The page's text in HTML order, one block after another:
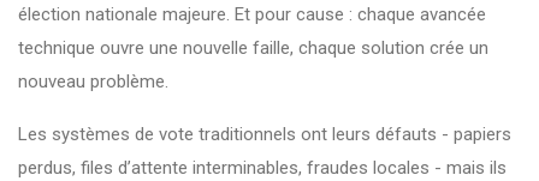
élection nationale majeure. Et pour cause : chaque avancée
technique ouvre une nouvelle faille, chaque solution crée un
nouveau problème.
Les systèmes de vote traditionnels ont leurs défauts - papiers
perdus, files d’attente interminables, fraudes locales - mais ils